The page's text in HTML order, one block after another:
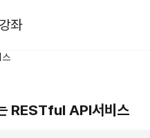
강좌
RESTful API서비스